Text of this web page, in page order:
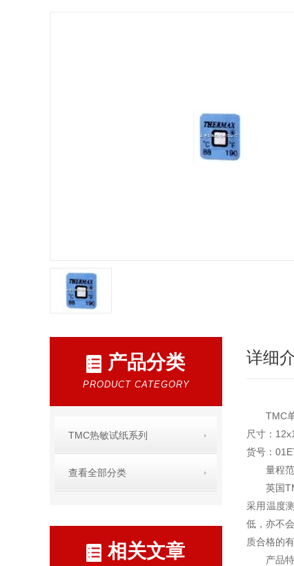
产品分类
PRODUCT CATEGORY
TMC热敏试纸系列
查看全部分类
相关文章
详细
TMC
尺寸：
货号：
量程
英国
采用温度
低，亦不
质合格的
产品